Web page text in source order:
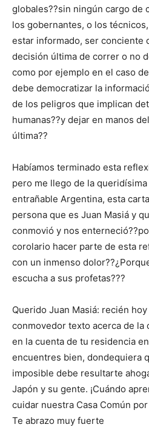
globales??sin ningún cargo de
los gobernantes, o los
estar informado, ser conciente
decisión última de correr o no
como por ejemplo en el caso
debe democratizar la
de los peligros que implican
humanas??y dejar en manos
última??
Habíamos terminado esta
pero me llego de la
entrañable Argentina, esta
persona que es Juan Masiá y
conmovió y nos
corolario hacer parte de esta
con un inmenso
escucha a sus profetas???
Querido Juan Masiá: recién
conmovedor texto acerca de la
en la cuenta de tu residencia
encuentres bien, dondequiera
imposible debe resultarte
Japón y su gente. ¡Cuándo
cuidar nuestra Casa Común
Te abrazo muy fuerte